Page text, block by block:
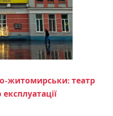
житомирськи: театр